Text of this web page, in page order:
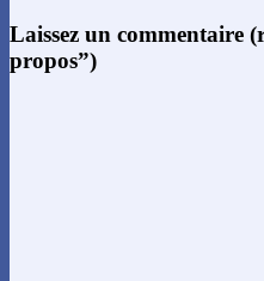
Laissez un commentaire
propos”)